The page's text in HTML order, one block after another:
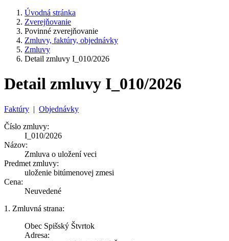
Úvodná stránka
Zverejňovanie
Povinné zverejňovanie
Zmluvy, faktúry, objednávky
Zmluvy
Detail zmluvy I_010/2026
Detail zmluvy I_010/2026
Faktúry | Objednávky
Číslo zmluvy:
I_010/2026
Názov:
Zmluva o uložení veci
Predmet zmluvy:
uloženie bitúmenovej zmesi
Cena:
Neuvedené
1. Zmluvná strana:
Obec Spišský Štvrtok
Adresa: